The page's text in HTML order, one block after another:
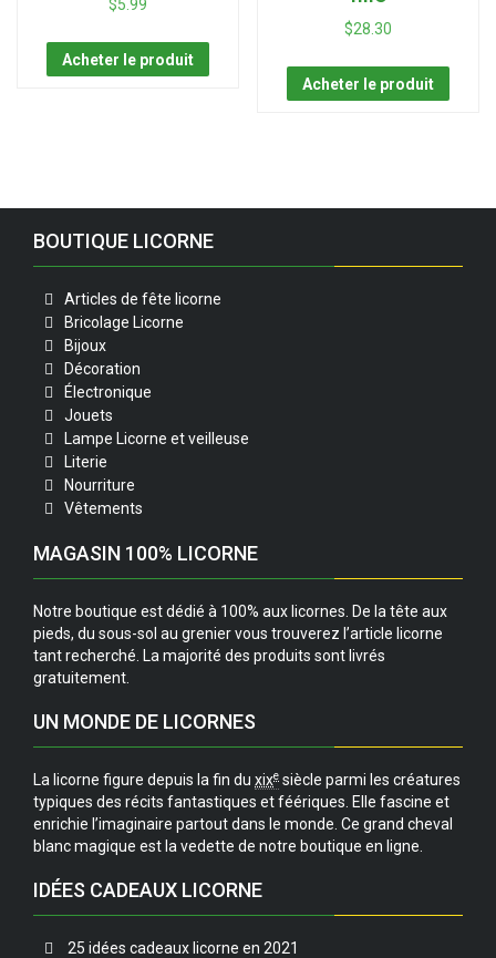
$5.99
Acheter le produit
$28.30
Acheter le produit
BOUTIQUE LICORNE
Articles de fête licorne
Bricolage Licorne
Bijoux
Décoration
Électronique
Jouets
Lampe Licorne et veilleuse
Literie
Nourriture
Vêtements
MAGASIN 100% LICORNE
Notre boutique est dédié à 100% aux licornes. De la tête aux
pieds, du sous-sol au grenier vous trouverez l’article licorne
tant recherché. La majorité des produits sont livrés
gratuitement.
UN MONDE DE LICORNES
La licorne figure depuis la fin du xixe siècle parmi les créatures
typiques des récits fantastiques et féériques. Elle fascine et
enrichie l’imaginaire partout dans le monde. Ce grand cheval
blanc magique est la vedette de notre boutique en ligne.
IDÉES CADEAUX LICORNE
25 idées cadeaux licorne en 2021